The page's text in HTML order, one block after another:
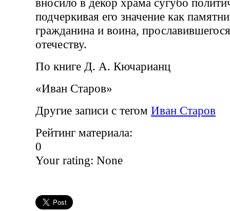
подчеркивая его значение как
гражданина и воина,
отечеству.
По книге Д. А. Кючарианц
«Иван Старов»
Другие записи с тегом Иван Старов
Рейтинг материала:
0
Your rating: None